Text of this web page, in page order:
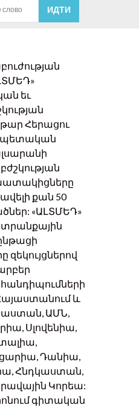
եւ
Հերացու
պետական
քան 50
«ԱԼՏՄԵԴ»
և
ԱՄՆ,
Սլովենիա,
Դանիա,
Հնդկաստան,
Կորեա:
գիտական